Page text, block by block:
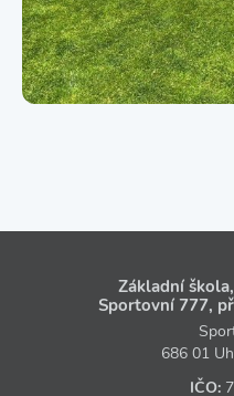
Základní
Sportovní 777,
686 01
IČO: